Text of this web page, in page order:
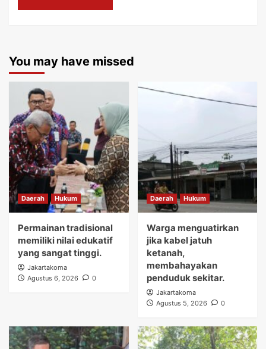
You may have missed
Daerah Hukum
Permainan tradisional
memiliki nilai edukatif
yang sangat tinggi.
Jakartakoma
Agustus 6, 2026
0
Daerah Hukum
Warga menguatirkan
jika kabel jatuh
ketanah,
membahayakan
penduduk sekitar.
Jakartakoma
Agustus 5, 2026
0